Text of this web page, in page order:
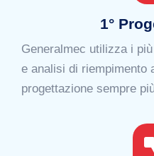
1°
Generalmec utilizza i
e analisi di riempimento
progettazione sempre